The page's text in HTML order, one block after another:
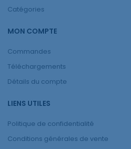
Catégories
MON COMPTE
Commandes
Téléchargements
Détails du compte
LIENS UTILES
Politique de confidentialité
Conditions générales de vente